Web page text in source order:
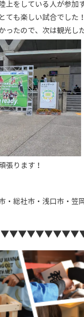
上をしている人が参加
ても楽しい試合でした
ったので、次は観光し
張ります！
・総社市・浅口市・